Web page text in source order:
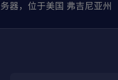
器，位于美国 弗吉尼亚州